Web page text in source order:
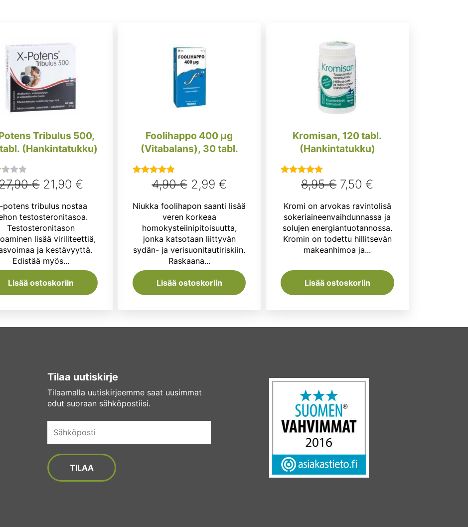
Tribulus 500,
60 tabl. (Hankintatukku)
€ Alkuperäinen
hinta
oli:
27,90 €.
21,90 €
on:
21,90 €.
potens tribulus nostaa
testosteronitasoa.
Testosteronitason
lisää viriliteettiä,
ja kestävyyttä.
Edistää myös...
Lisää ostoskoriin
Foolihappo 400 µg
(Vitabalans), 30 tabl.
Arvostelu
tuotteesta:
5.00/ 5
4,90€ Alkuperäinen
oli:
4,90 €.
2,99 €Nykyinen
hinta
2,99 €.
Niukka foolihapon saanti lisää
veren korkeaa
homokysteiinipitoisuutta,
jonka katsotaan liittyvän
sydän- ja verisuonitautiriskiin.
Raskaana...
Lisää ostoskoriin
Kromisan, 120 tabl.
(Hankintatukku)
Arvostelu
tuotteesta:
5.00/ 5
8,95€ Alkuperäinen
hinta
oli:
8,95 €.
7,50 €
hinta
on:
7,50 €.
Kromi on arvokas ravintolisä
sokeriaineenvaihdunnassa ja
solujen energiantuotannossa.
Kromin on todettu hillitsevän
makeanhimoa ja...
Lisää ostoskoriin
Tilaa uutiskirje
Tilaamalla uutiskirjeemme saat uusimmat
edut suoraan sähköpostiisi.